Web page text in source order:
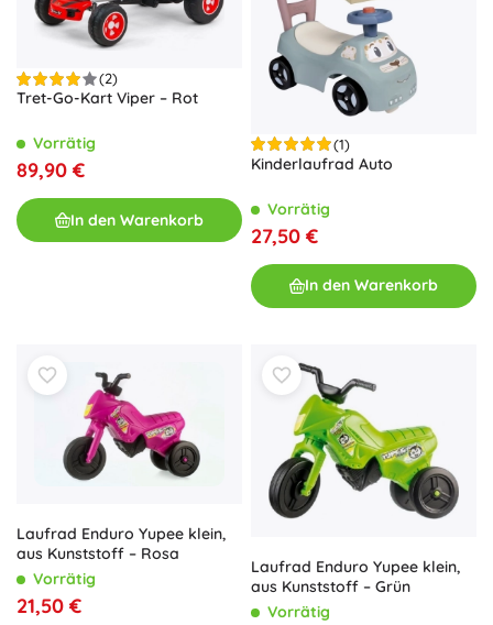
(2)
Tret-Go-Kart Viper – Rot
Vorrätig
89,90 €
In den Warenkorb
(1)
Kinderlaufrad Auto
Vorrätig
27,50 €
In den Warenkorb
Laufrad Enduro Yupee klein,
aus Kunststoff – Rosa
Vorrätig
21,50 €
Laufrad Enduro Yupee klein,
aus Kunststoff – Grün
Vorrätig